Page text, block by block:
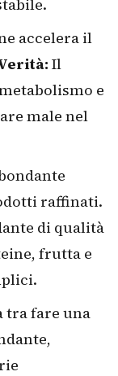
accelera il
Il
e
male nel
raffinati.
di qualità
frutta e
tra fare una